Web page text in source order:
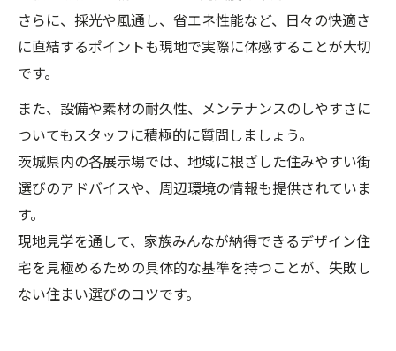
さらに、採光や風通し、省エネ性能など、日々の快適さ
に直結するポイントも現地で実際に体感することが大切
です。
また、設備や素材の耐久性、メンテナンスのしやすさに
ついてもスタッフに積極的に質問しましょう。
茨城県内の各展示場では、地域に根ざした住みやすい街
選びのアドバイスや、周辺環境の情報も提供されていま
す。
現地見学を通して、家族みんなが納得できるデザイン住
宅を見極めるための具体的な基準を持つことが、失敗し
ない住まい選びのコツです。